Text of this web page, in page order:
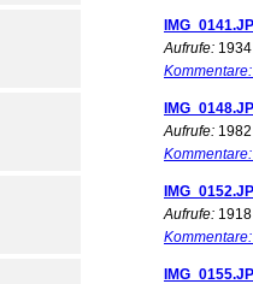
Aufrufe: 1934
Kommentare:
Aufrufe: 1982
Kommentare:
Aufrufe: 1918
Kommentare: